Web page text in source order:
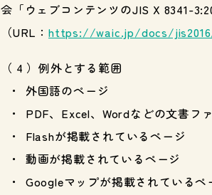
会「ウェブコンテンツのJIS X 8341-
（URL： https://waic.jp/docs/
例外とする範囲
外国語のページ
PDF、Excel、Wordなどの文書フ
Flashが掲載されているページ
動画が掲載されているページ
Googleマップが掲載されているペ